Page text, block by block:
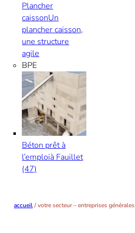
Plancher
caissonUn
plancher caisson,
une structure
agile
BPE
Béton prêt à
l’emploià Fauillet
(47)
accueil/votre secteur – entreprises générales